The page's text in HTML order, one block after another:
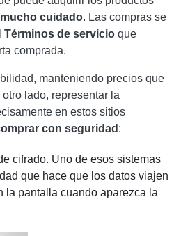
cuidado. Las compras se
Términos de servicio que
comprada.
manteniendo precios que
lado, representar la
en estos sitios
con seguridad :
cifrado. Uno de esos sistemas
que hace que los datos viajen
la pantalla cuando aparezca la